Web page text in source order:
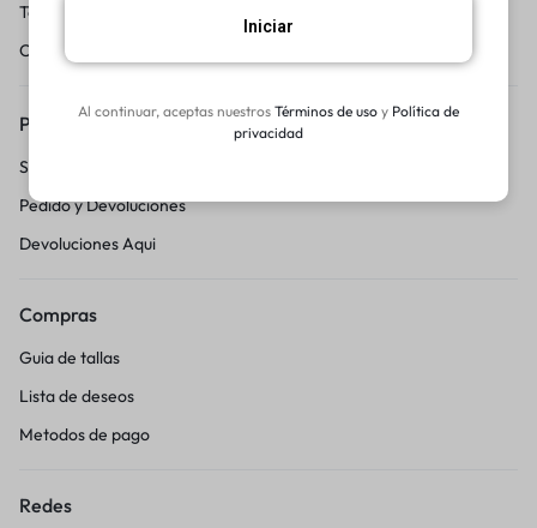
Terminos y condicciones
Centro de Ayuda
Pedidos y Devoluciones
Seguimiento del pedido
Pedido y Devoluciones
Devoluciones Aqui
Compras
Guia de tallas
Lista de deseos
Metodos de pago
Redes
Iniciar
Al continuar, aceptas nuestros Términos de uso y Política de
privacidad